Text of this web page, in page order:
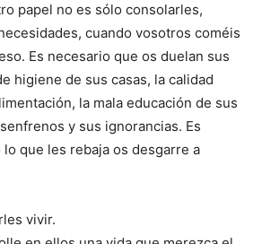
papel no es sólo consolarles,
cuando vosotros coméis
Es necesario que os duelan sus
higiene de sus casas, la calidad
la mala educación de sus
y sus ignorancias. Es
que les rebaja os desgarre a
vivir.